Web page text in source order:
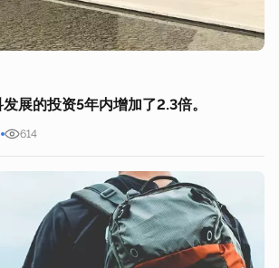
展的投资5年内增加了2.3倍。
614